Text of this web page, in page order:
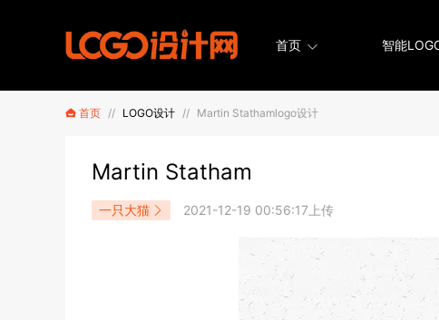
首页 智能
首页 // LOGO设计 // Martin Stathamlogo设计
Martin Statham
一只大猫 2021-12-19 00:56:17上传